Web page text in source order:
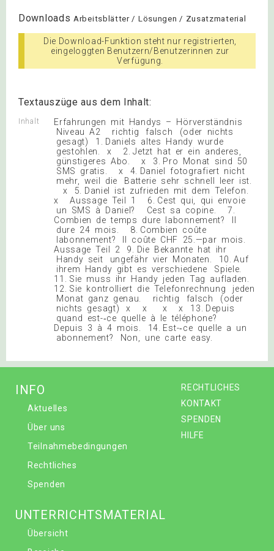
Downloads Arbeitsblätter / Lösungen / Zusatzmaterial
Die Download-Funktion steht nur registrierten,
eingeloggten Benutzern/Benutzerinnen zur
Verfügung.
Textauszüge aus dem Inhalt:
Inhalt
Erfahrungen mit Handys – Hörverständnis
Niveau A2 richtig falsch (oder nichts
gesagt) 1. Daniels altes Handy wurde
gestohlen. x 2. Jetzt hat er ein anderes,
günstigeres Abo. x 3. Pro Monat sind 50
SMS gratis. x 4. Daniel fotografiert nicht
mehr, weil die Batterie sehr schnell leer ist.
x 5. Daniel ist zufrieden mit dem Telefon.
x Aussage Teil 1 6. Cest qui, qui envoie
un SMS à Daniel? Cest sa copine. 7.
Combien de temps dure labonnement? Il
dure 24 mois. 8. Combien coûte
labonnement? Il coûte CHF 25.—par mois.
Aussage Teil 2 9. Die Bekannte hat ihr
Handy seit ungefähr vier Monaten. 10. Auf
ihrem Handy gibt es verschiedene Spiele.
11. Sie muss ihr Handy jeden Tag aufladen.
12. Sie kontrolliert die Telefonrechnung jeden
Monat ganz genau. richtig falsch (oder
nichts gesagt) x x x x 13. Depuis
quand est-‐ce quelle à le téléphone?
Depuis 3 à 4 mois. 14. Est-‐ce quelle a un
abonnement? Non, une carte easy.
RECHTLICHES
KONTAKT
SPENDEN
HILFE
INFO
Aktuelles
Über uns
Teilnahmebedingungen
Rechtliches
Spenden
UNTERRICHTSMATERIAL
Übersicht